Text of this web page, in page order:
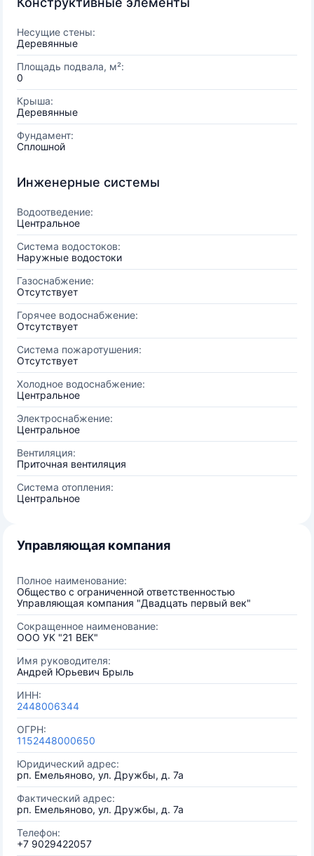
Несущие стены:
Деревянные
Площадь подвала, м²:
0
Крыша:
Деревянные
Фундамент:
Сплошной
Инженерные системы
Водоотведение:
Центральное
Система водостоков:
Наружные водостоки
Газоснабжение:
Отсутствует
Горячее водоснабжение:
Отсутствует
Система пожаротушения:
Отсутствует
Холодное водоснабжение:
Центральное
Электроснабжение:
Центральное
Вентиляция:
Приточная вентиляция
Система отопления:
Центральное
Управляющая компания
Полное наименование:
Общество с ограниченной ответственностью
Управляющая компания "Двадцать первый век"
Сокращенное наименование:
ООО УК "21 ВЕК"
Имя руководителя:
Андрей Юрьевич Брыль
ИНН:
2448006344
ОГРН:
1152448000650
Юридический адрес:
рп. Емельяново, ул. Дружбы, д. 7а
Фактический адрес:
рп. Емельяново, ул. Дружбы, д. 7а
Телефон:
+7 9029422057